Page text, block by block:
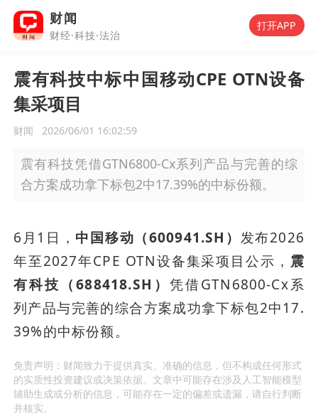
财闻
财经·科技·法治
打开APP
震有科技中标中国移动CPE OTN设备
集采项目
财闻 2026/06/01 16:02:59
震有科技凭借GTN6800-Cx系列产品与完善的综
合方案成功拿下标包2中17.39%的中标份额。
6月1日， 中国移动（600941.SH） 发布2026
年至2027年CPE OTN设备集采项目公示， 震
有科技（688418.SH） 凭借GTN6800-Cx系
列产品与完善的综合方案成功拿下标包2中17.
39%的中标份额。
免责声明：财闻致力于提供真实、准确的信息，但不构成任何形式
的实质性投资建议或决策依据。文章中可能存在涉及人工智能模型
辅助生成或分析的信息，可能存在一定的偏差或遗漏，请自行判断
并核实。